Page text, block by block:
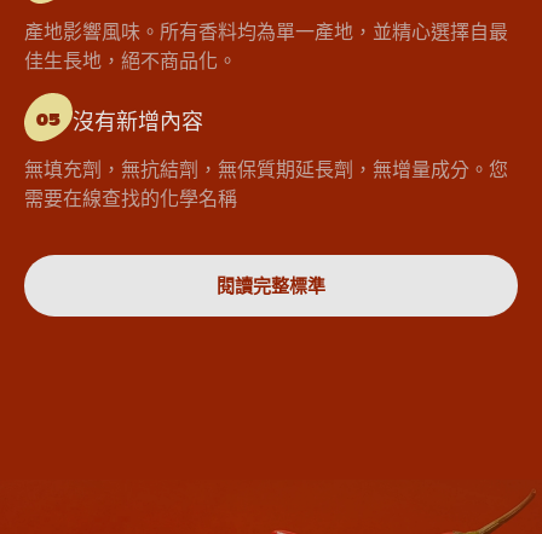
產地影響風味。所有香料均為單一產地，並精心選擇自最
佳生長地，絕不商品化。
05 沒有新增內容
無填充劑，無抗結劑，無保質期延長劑，無增量成分。您
需要在線查找的化學名稱
閱讀完整標準